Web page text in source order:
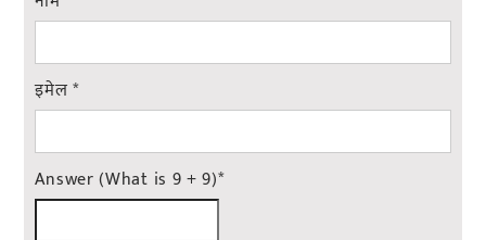
इमेल*
Answer (What is 9 + 9)*